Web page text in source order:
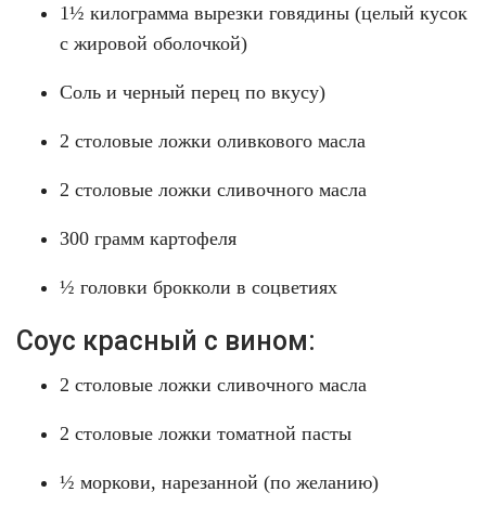
1½ килограмма вырезки говядины (целый кусок
с жировой оболочкой)
Соль и черный перец по вкусу)
2 столовые ложки оливкового масла
2 столовые ложки сливочного масла
300 грамм картофеля
½ головки брокколи в соцветиях
Соус красный с вином:
2 столовые ложки сливочного масла
2 столовые ложки томатной пасты
½ моркови, нарезанной (по желанию)